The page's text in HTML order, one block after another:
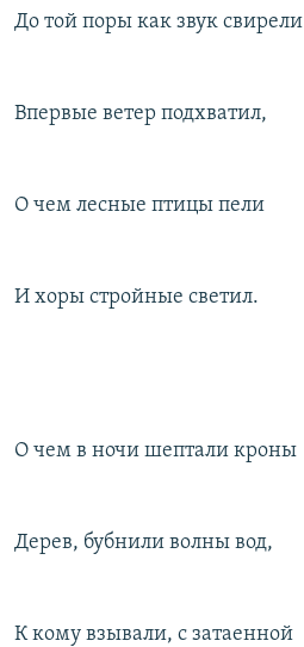
До той поры как звук свирели
Впервые ветер подхватил,
О чем лесные птицы пели
И хоры стройные светил.
О чем в ночи шептали кроны
Дерев, бубнили волны вод,
К кому взывали, с затаенной